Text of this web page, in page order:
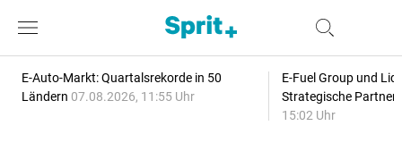
E-Auto-Markt: Quartalsrekorde in 50
Ländern 07.08.2026, 11:55 Uhr
E-Fuel Group und
Strategische
15:02 Uhr